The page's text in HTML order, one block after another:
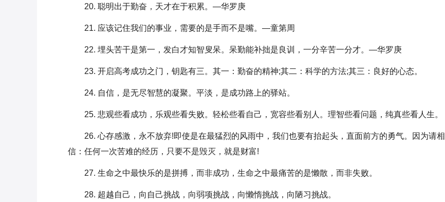
20. 聪明出于勤奋，天才在于积累。—华罗庚
21. 应该记住我们的事业，需要的是手而不是嘴。—童第周
22. 埋头苦干是第一，发白才知智叟呆。呆勤能补拙是良训，一分辛苦一分才。—华罗庚
23. 开启高考成功之门，钥匙有三。其一：勤奋的精神;其二：科学的方法;其三：良好的心态。
24. 自信，是无尽智慧的凝聚。平淡，是成功路上的驿站。
25. 悲观些看成功，乐观些看失败。轻松些看自己，宽容些看别人。理智些看问题，纯真些看人生。
26. 心存感激，永不放弃!即使是在最猛烈的风雨中，我们也要有抬起头，直面前方的勇气。因为请相
信：任何一次苦难的经历，只要不是毁灭，就是财富!
27. 生命之中最快乐的是拼搏，而非成功，生命之中最痛苦的是懒散，而非失败。
28. 超越自己，向自己挑战，向弱项挑战，向懒惰挑战，向陋习挑战。